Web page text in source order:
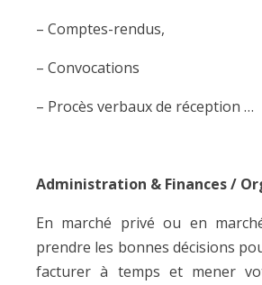
– Comptes-rendus,
– Convocations
– Procès verbaux de réception …
Administration & Finances /
En marché privé ou en
prendre les bonnes décisions
facturer à temps et mener